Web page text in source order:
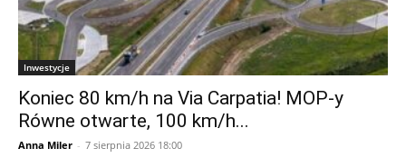
Inwestycje
Koniec 80 km/h na Via Carpatia! MOP-y
Równe otwarte, 100 km/h...
Anna Miler - 7 sierpnia 2026 18:00